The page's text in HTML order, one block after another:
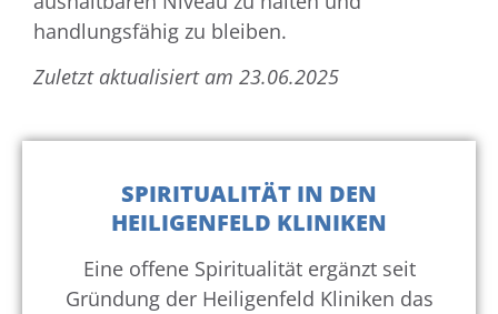
handlungsfähig zu bleiben.
Zuletzt aktualisiert am 23.06.2025
SPIRITUALITÄT IN DEN
HEILIGENFELD KLINIKEN
Eine offene Spiritualität ergänzt seit
Gründung der Heiligenfeld Kliniken das